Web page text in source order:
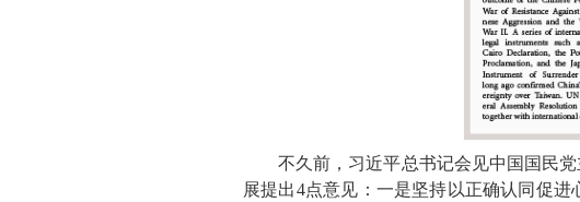
不久前，习近平总书记会见中国国民
展提出4点意见：一是坚持以正确认同促